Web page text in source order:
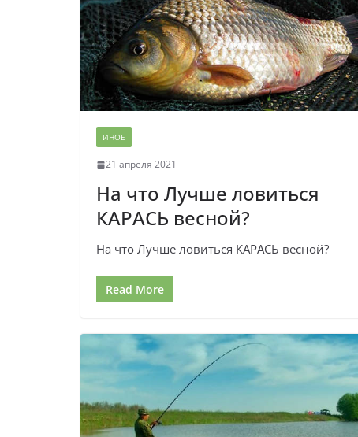
ИНОЕ
21 апреля 2021
На что Лучше ловиться
КАРАСЬ весной?
На что Лучше ловиться КАРАСЬ весной?
Read More